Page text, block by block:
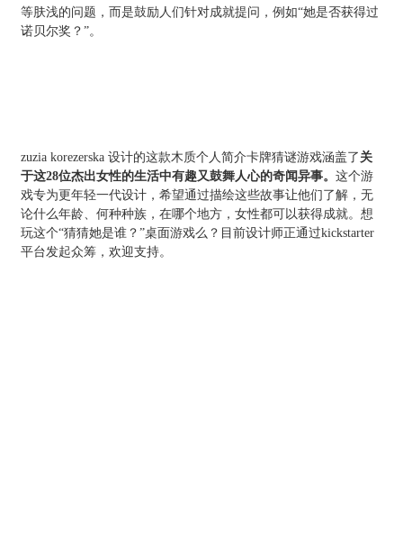
等肤浅的问题，而是鼓励人们针对成就提问，例如“她是否获得过
诺贝尔奖？”。
zuzia korezerska 设计的这款木质个人简介卡牌猜谜游戏涵盖了 关
于这28位杰出女性的生活中有趣又鼓舞人心的奇闻异事。 这个游
戏专为更年轻一代设计，希望通过描绘这些故事让他们了解，无
论什么年龄、何种种族，在哪个地方，女性都可以获得成就。想
玩这个“猜猜她是谁？”桌面游戏么？目前设计师正通过kickstarter
平台发起众筹，欢迎支持。